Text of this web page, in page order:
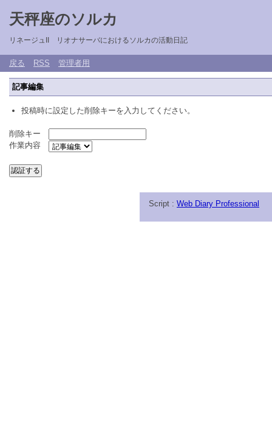
天秤座のソルカ
リネージュII リオナサーバにおけるソルカの活動日記
戻る RSS 管理者用
記事編集
投稿時に設定した削除キーを入力してください。
削除キー
作業内容
Script : Web Diary Professional